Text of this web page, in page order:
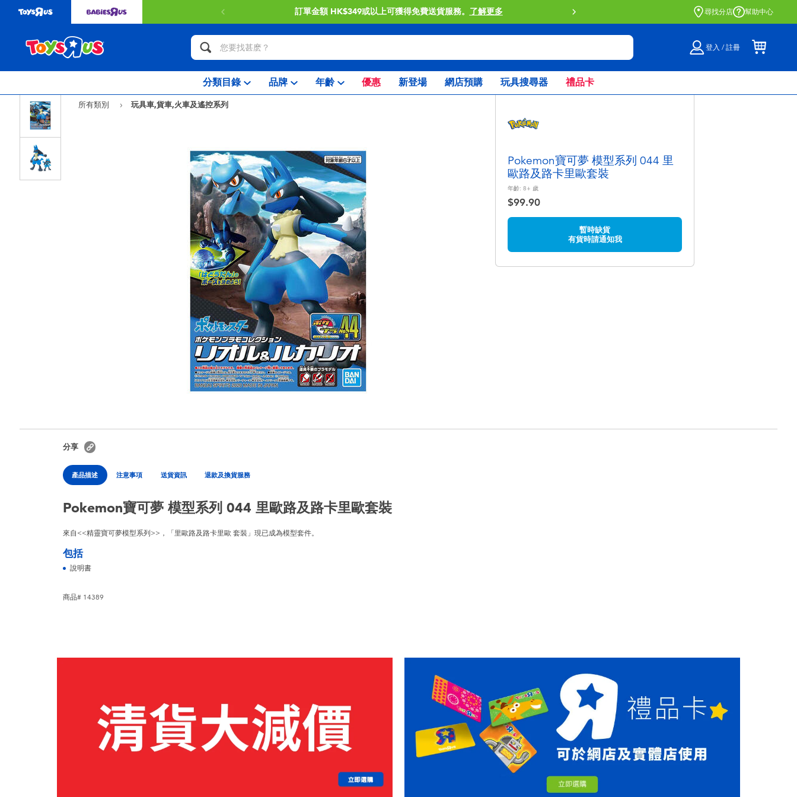
訂單金額 HK$349或以上可獲得免費送貨服務。 了解更多 門店自取服務 網上購買並在店內
尋找分店 幫助中心
登入 / 註冊
分類目錄 品牌 年齡 優惠 新登場 網店預購 玩具搜尋器 禮品卡
所有類別 玩具車,貨車,火車及遙控系列
Pokemon寶可夢 模型系列 044 里
歐路及路卡里歐套裝
年齡: 8+ 歲
$99.90
暫時缺貨
有貨時請通知我
分享
產品描述 注意事項 送貨資訊 退款及換貨服務
Pokemon寶可夢 模型系列 044 里歐路及路卡里歐套裝
來自<<精靈寶可夢模型系列>>，「里歐路及路卡里歐 套裝」現已成為模型套件。
包括
說明書
商品# 14389